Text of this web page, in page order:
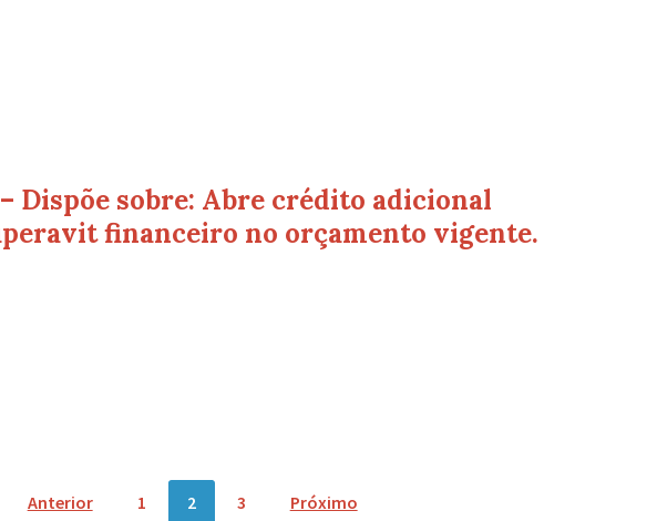
Dispõe sobre: Abre crédito adicional
financeiro no orçamento vigente.
Anterior 1 2 3 Próximo